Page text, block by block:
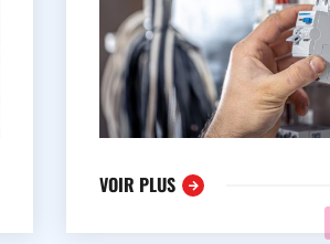
VOIR PLUS